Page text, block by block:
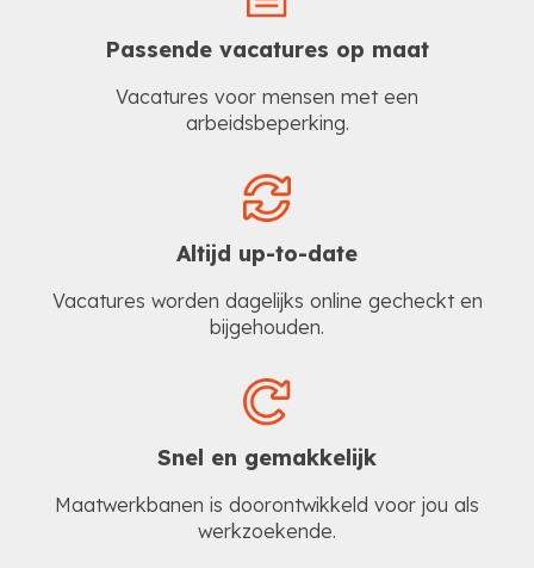
Passende vacatures op maat
Vacatures voor mensen met een
arbeidsbeperking.
Altijd up-to-date
Vacatures worden dagelijks online gecheckt en
bijgehouden.
Snel en gemakkelijk
Maatwerkbanen is doorontwikkeld voor jou als
werkzoekende.